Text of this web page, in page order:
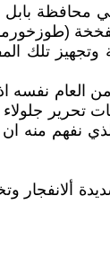
لها بتاريخ 10/10/2014 خفض عدد
تلك
في الاشهر حزيران وحتى
نهاية شباط من العام ألتالي
الازدياد ولا تتوقف الا بعد عملية تحرير كامل بيجي بما